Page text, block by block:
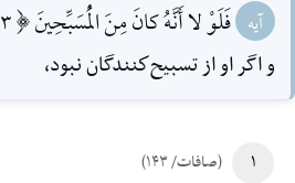
آیه فَلَوْ لا أَنَّهُ كانَ مِنَ الْمُسَبِّحِينَ [143]
و اگر او از تسبيح‌كنندگان نبود،
۱ (صافات/ ۱۴۳)